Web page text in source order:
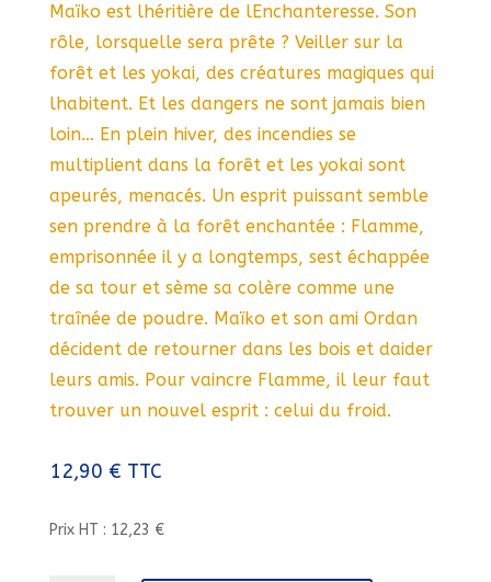
Maïko est lhéritière de lEnchanteresse. Son
rôle, lorsquelle sera prête ? Veiller sur la
forêt et les yokai, des créatures magiques qui
lhabitent. Et les dangers ne sont jamais bien
loin… En plein hiver, des incendies se
multiplient dans la forêt et les yokai sont
apeurés, menacés. Un esprit puissant semble
sen prendre à la forêt enchantée : Flamme,
emprisonnée il y a longtemps, sest échappée
de sa tour et sème sa colère comme une
traînée de poudre. Maïko et son ami Ordan
décident de retourner dans les bois et daider
leurs amis. Pour vaincre Flamme, il leur faut
trouver un nouvel esprit : celui du froid.
12,90 € TTC
Prix HT : 12,23 €